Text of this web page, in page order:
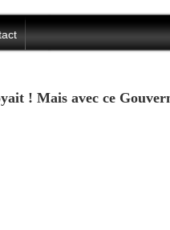
! Mais avec ce